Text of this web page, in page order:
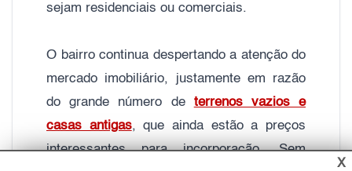
sejam residenciais ou comerciais.
O bairro continua despertando a atenção do
mercado imobiliário, justamente em razão
do grande número de terrenos vazios e
casas antigas, que ainda estão a preços
interessantes para incorporação. Sem
X